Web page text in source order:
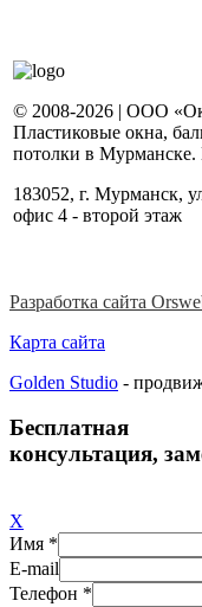
© 2008-2026 | ООО
Пластиковые окна,
потолки в
183052, г. Мурманск,
офис 4 - второй этаж
Разработка сайта
Карта сайта
Golden Studio -
Бесплатная
консультация,
X
Имя *
E-mail
Телефон *